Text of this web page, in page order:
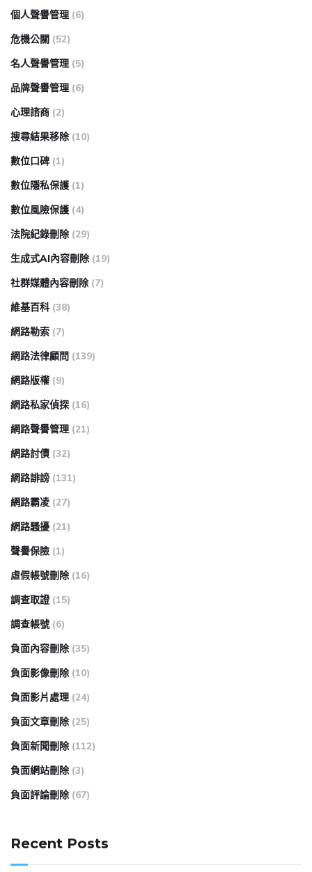
個人聲譽管理 (6)
危機公關 (52)
名人聲譽管理 (5)
品牌聲譽管理 (6)
心理諮商 (2)
搜尋結果移除 (10)
數位口碑 (1)
數位隱私保護 (1)
數位風險保護 (4)
法院紀錄刪除 (29)
生成式AI內容刪除 (19)
社群媒體內容刪除 (7)
維基百科 (38)
網路勒索 (7)
網路法律顧問 (139)
網路版權 (9)
網路私家偵探 (16)
網路聲譽管理 (21)
網路討債 (32)
網路誹謗 (131)
網路霸凌 (27)
網路騷擾 (21)
聲譽保險 (1)
虛假帳號刪除 (16)
調查取證 (15)
調查帳號 (6)
負面內容刪除 (35)
負面影像刪除 (10)
負面影片處理 (24)
負面文章刪除 (25)
負面新聞刪除 (112)
負面網站刪除 (3)
負面評論刪除 (67)
Recent Posts